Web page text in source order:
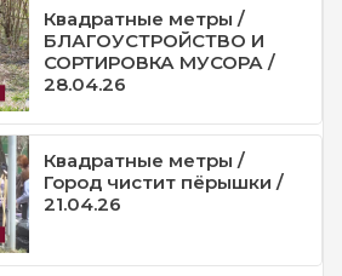
Квадратные метры /
БЛАГОУСТРОЙСТВО И
СОРТИРОВКА МУСОРА /
28.04.26
Квадратные метры /
Город чистит пёрышки /
21.04.26